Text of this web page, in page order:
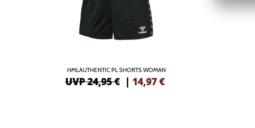
HMLAUTHENTIC PL SHORTS WOMAN
UVP 24,95 € | 14,97€